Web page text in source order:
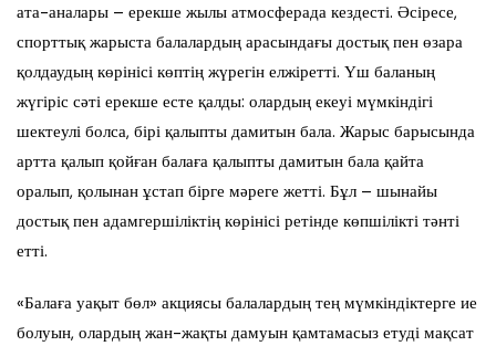
ата-аналары – ерекше жылы атмосферада кездесті. Әсіресе,
спорттық жарыста балалардың арасындағы достық пен өзара
қолдаудың көрінісі көптің жүрегін елжіретті. Үш баланың
жүгіріс сәті ерекше есте қалды: олардың екеуі мүмкіндігі
шектеулі болса, бірі қалыпты дамитын бала. Жарыс барысында
артта қалып қойған балаға қалыпты дамитын бала қайта
оралып, қолынан ұстап бірге мәреге жетті. Бұл – шынайы
достық пен адамгершіліктің көрінісі ретінде көпшілікті тәнті
етті.
«Балаға уақыт бөл» акциясы балалардың тең мүмкіндіктерге ие
болуын, олардың жан-жақты дамуын қамтамасыз етуді мақсат